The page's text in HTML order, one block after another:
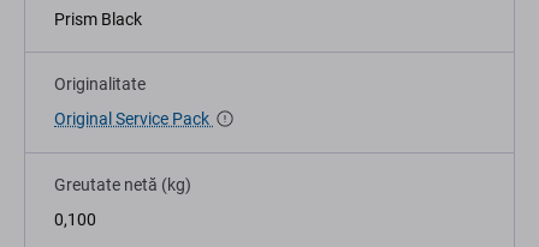
Prism Black
Originalitate
Original Service Pack
Greutate netă (kg)
0,100